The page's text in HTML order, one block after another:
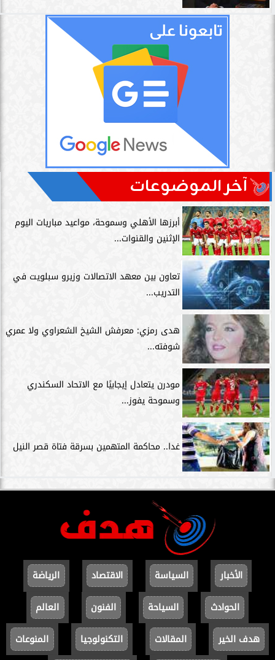
آخر الموضوعات
أبرزها الأهلي وسموحة، مواعيد مباريات اليوم
الإثنين والقنوات...
تعاون بين معهد الاتصالات وزيرو سبلويت في
التدريب...
هدى رمزي: معرفش الشيخ الشعراوي ولا عمري
شوفته...
مودرن يتعادل إيجابيًا مع الاتحاد السكندري
وسموحة يفوز...
غدا.. محاكمة المتهمين بسرقة فتاة قصر النيل
الأخبار السياسة الاقتصاد
الرياضة
الحوادث
السياحة الفنون
العالم
هدف الخير
المقالات التكنولوجيا المنوعات